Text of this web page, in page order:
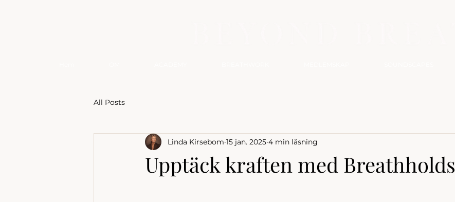
All Posts
Upptäck kraften med Breathholds
Linda Kirsebom 15 jan. 2025 4 min läsning